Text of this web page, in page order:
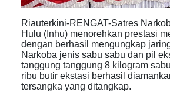
Riauterkini-RENGAT-Satres
Hulu (Inhu) menorehkan prestasi
dengan berhasil mengungkap
Narkoba jenis sabu sabu dan pil
tanggung tanggung 8 kilogram
ribu butir ekstasi berhasil
tersangka yang ditangkap.